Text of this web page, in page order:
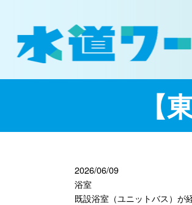
2026/06/09
浴室
既設浴室（ユニットバス）が